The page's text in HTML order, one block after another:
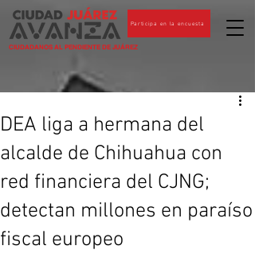
CIUDADANOS AL PENDIENTE DE JUÁREZ
Participa en la encuesta
DEA liga a hermana del
alcalde de Chihuahua con
red financiera del CJNG;
detectan millones en paraíso
fiscal europeo